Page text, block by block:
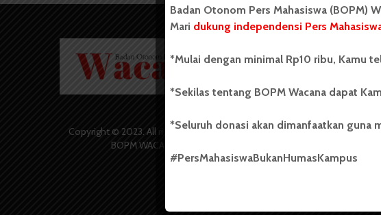
Copyright © 2023. All rights reserved
BOPM WACANA.
Wacana merupakan pers
secara mandiri oleh
Universitas Sumatera
salah satu Unit Kegiatan
dengan nama Pers
USU yang berdiri pada 1 Juli
Badan Otonom Pers Mahasiswa (BOPM)
Mari dukung independensi Pers
*Mulai dengan minimal Rp10 ribu, Kamu
*Sekilas tentang BOPM Wacana dapat
*Seluruh donasi akan dimanfaatkan guna
#PersMahasiswaBukanHumasKampus